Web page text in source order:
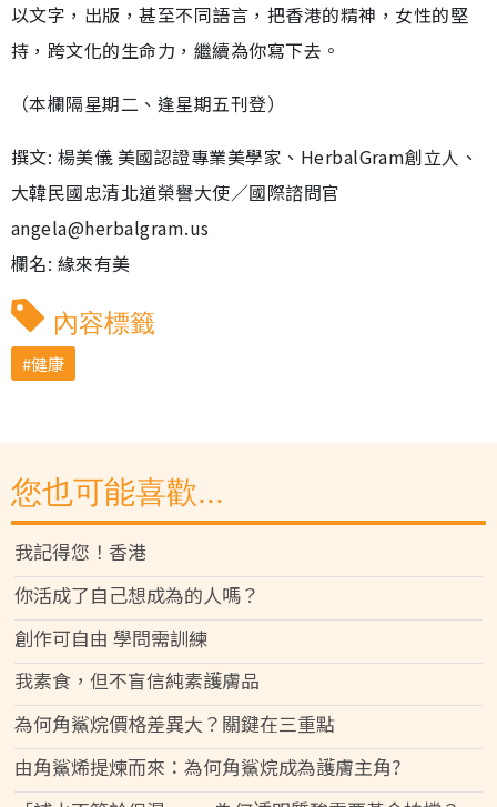
以文字，出版，甚至不同語言，把香港的精神，女性的堅
持，跨文化的生命力，繼續為你寫下去。
（本欄隔星期二、逢星期五刊登）
撰文: 楊美儀 美國認證專業美學家、HerbalGram創立人、
大韓民國忠清北道榮譽大使／國際諮問官
angela@herbalgram.us
欄名: 緣來有美
內容標籤
健康
您也可能喜歡...
我記得您！香港
你活成了自己想成為的人嗎？
創作可自由 學問需訓練
我素食，但不盲信純素護膚品
為何角鯊烷價格差異大？關鍵在三重點
由角鯊烯提煉而來：為何角鯊烷成為護膚主角?